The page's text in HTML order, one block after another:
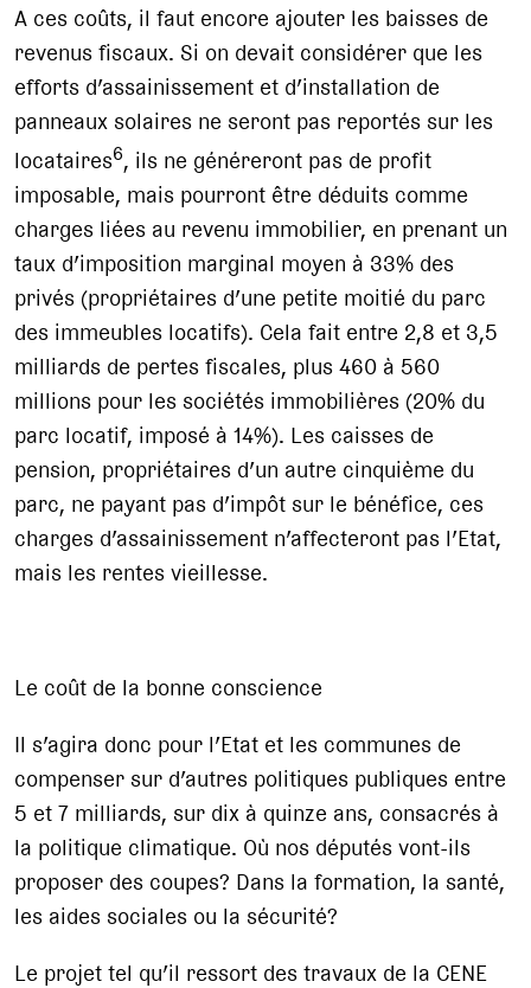
A ces coûts, il faut encore ajouter les baisses de
revenus fiscaux. Si on devait considérer que les
efforts d’assainissement et d’installation de
panneaux solaires ne seront pas reportés sur les
locataires6, ils ne généreront pas de profit
imposable, mais pourront être déduits comme
charges liées au revenu immobilier, en prenant un
taux d’imposition marginal moyen à 33% des
privés (propriétaires d’une petite moitié du parc
des immeubles locatifs). Cela fait entre 2,8 et 3,5
milliards de pertes fiscales, plus 460 à 560
millions pour les sociétés immobilières (20% du
parc locatif, imposé à 14%). Les caisses de
pension, propriétaires d’un autre cinquième du
parc, ne payant pas d’impôt sur le bénéfice, ces
charges d’assainissement n’affecteront pas l’Etat,
mais les rentes vieillesse.
Le coût de la bonne conscience
Il s’agira donc pour l’Etat et les communes de
compenser sur d’autres politiques publiques entre
5 et 7 milliards, sur dix à quinze ans, consacrés à
la politique climatique. Où nos députés vont-ils
proposer des coupes? Dans la formation, la santé,
les aides sociales ou la sécurité?
Le projet tel qu’il ressort des travaux de la CENE